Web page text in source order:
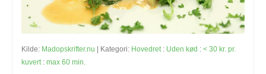
Kilde: Madopskrifter.nu | Kategori: Hovedret : Uden kød : < 30 kr. pr.
kuvert : max 60 min.